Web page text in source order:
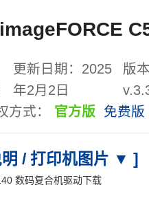
更新日期： 2025
年2月2日
版
方式： 官方版 免费版
/ 打印机图片 ▼ ]
数码复合机驱动下载